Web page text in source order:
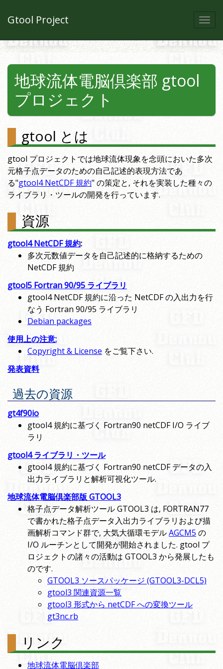
Gtool Project
地球流体電脳倶楽部 gtool
プロジェクト
gtool とは
gtool プロジェクトでは地球流体現象を念頭においた多次
元格子点データのための自己記述的表現方法であ
る"gtool4 NetCDF 規約" の策定と, それを実装した種々の
ライブラリ・ツールの開発を行っています.
資源
gtool4 NetCDF 規約:
多次元数値データを自己記述的に格納するための
NetCDF 規約
gtool5 Fortran 90/95 ライブラリ
gtool4 NetCDF 規約に沿った NetCDF の入出力を行
なう Fortran 90/95 ライブラリ
Debian packages
使用上の注意:
Copyright & License をご覧下さい.
発表資料
過去の資源
gt4f90io
gtool4 規約に基づく Fortran90 netCDF I/O ライブ
ラリ
gtool4 ライブラリ・ツール
gtool4 規約に基づく Fortran90 netCDF データの入
出力ライブラリと解析可視化ツール.
地球流体電脳倶楽部版 GTOOL3
格子点データ解析ツール GTOOL3 は, FORTRAN77
で書かれた格子点データ入出力ライブラリおよび描
画解析コマンド群で, 大気大循環モデルAGCM5 の
I/O ルーチンとして開発が開始されました. gtool プ
ロジェクトの諸々の活動は GTOOL3 から発展したも
のです.
GTOOL3 ソースパッケージ (GTOOL3-DCL5)
gtool3 関連資源一覧
gtool3 形式から netCDF への変換ツール
gt3nc.rb
リンク
地球流体電脳倶楽部